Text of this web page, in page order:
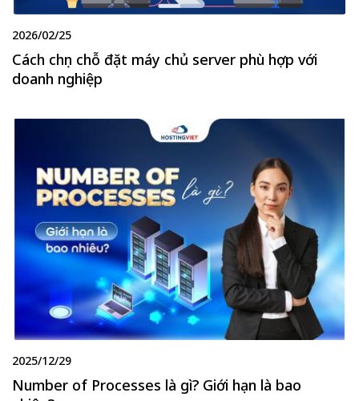
2026/02/25
Cách chọn chỗ đặt máy chủ server phù hợp với
doanh nghiệp
2025/12/29
Number of Processes là gì? Giới hạn là bao